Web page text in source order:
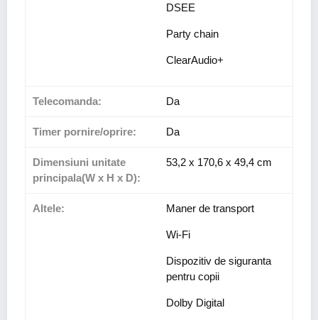
DSEE
Party chain
ClearAudio+
Telecomanda: Da
Timer pornire/oprire: Da
Dimensiuni unitate
principala(W x H x D):
53,2 x 170,6 x 49,4 cm
Altele: Maner de transport
Wi-Fi
Dispozitiv de siguranta
pentru copii
Dolby Digital